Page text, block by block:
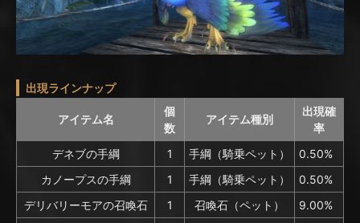
出現ラインナップ
アイテム名
個
数
アイテム種別
出現確
率
デネブの手綱
1 手綱（騎乗ペット）
0.50%
カノープスの手綱
1 手綱（騎乗ペット）
0.50%
デリバリーモアの召喚石
1 召喚石（ペット）
9.00%